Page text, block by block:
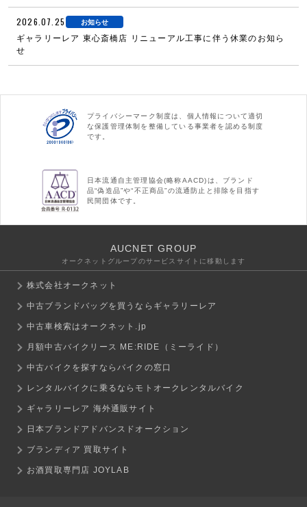
2026.07.25 お知らせ
ギャラリーレア 東心斎橋店 リニューアル工事に伴う休業のお知ら
せ
プライバシーマーク制度は、個人情報について適切
な保護管理体制を整備している事業者を認める制度
です。
日本流通自主管理協会(略称AACD)は、ブランド
品“偽造品”や“不正商品”の流通防止と排除を目指す
民間団体です。
AUCNET GROUP
オークネットグループのサービスサイトに移動します
株式会社オークネット
中古ブランドバッグを買うならギャラリーレア
中古車検索はオークネット.jp
月額中古バイクリース ME:RIDE（ミーライド）
中古バイクを探すならバイクの窓口
レンタルバイクに乗るならモトオークレンタルバイク
ギャラリーレア 海外通販サイト
日本ブランドアドバンスドオークション
ブランディア 買取サイト
お酒買取専門店 JOYLAB